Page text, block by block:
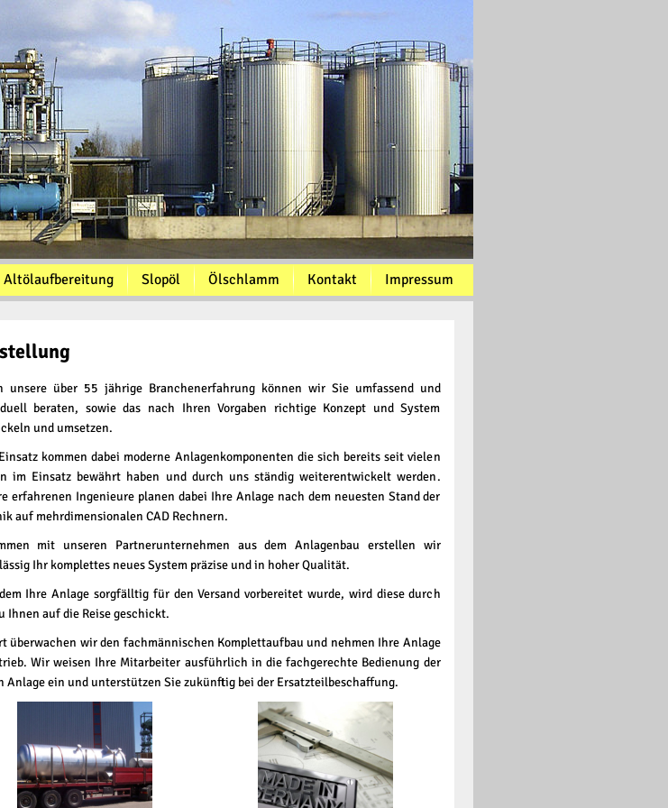
Altölaufbereitung Slopöl Ölschlamm Kontakt Impressum
unsere über 55 jährige Branchenerfahrung können wir Sie umfassend und
beraten, sowie das nach Ihren Vorgaben richtige Konzept und System
und umsetzen.
kommen dabei moderne Anlagenkomponenten die sich bereits seit vielen
im Einsatz bewährt haben und durch uns ständig weiterentwickelt werden.
erfahrenen Ingenieure planen dabei Ihre Anlage nach dem neuesten Stand der
auf mehrdimensionalen CAD Rechnern.
mit unseren Partnerunternehmen aus dem Anlagenbau erstellen wir
Ihr komplettes neues System präzise und in hoher Qualität.
Ihre Anlage sorgfälltig für den Versand vorbereitet wurde, wird diese durch
Ihnen auf die Reise geschickt.
überwachen wir den fachmännischen Komplettaufbau und nehmen Ihre Anlage
Wir weisen Ihre Mitarbeiter ausführlich in die fachgerechte Bedienung der
Anlage ein und unterstützen Sie zukünftig bei der Ersatzteilbeschaffung.